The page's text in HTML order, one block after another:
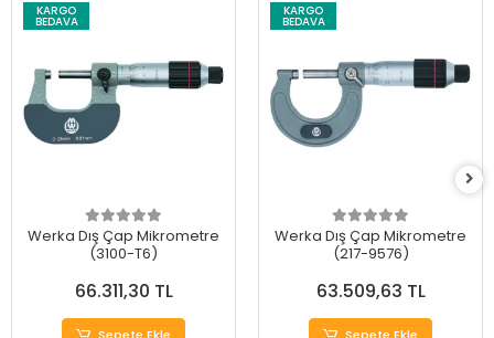
KARGO
BEDAVA
Werka Dış Çap Mikrometre
(3100-T6)
66.311,30 TL
KARGO
BEDAVA
Werka Dış Çap Mikrometre
(217-9576)
63.509,63 TL